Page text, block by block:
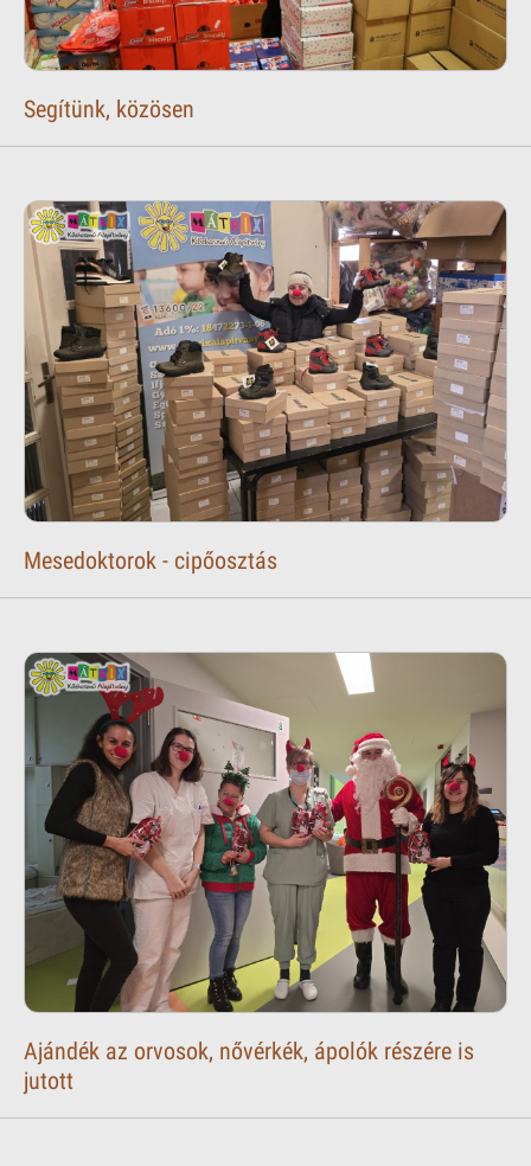
Segítünk, közösen
Mesedoktorok - cipőosztás
Ajándék az orvosok, nővérkék, ápolók részére is
jutott